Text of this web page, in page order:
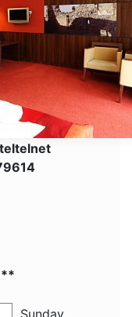
Sunday